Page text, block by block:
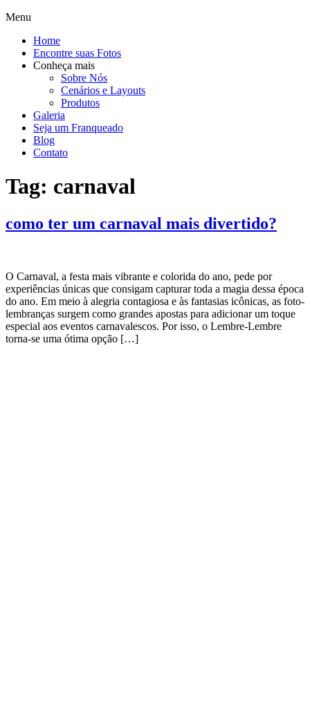
Menu
Home
Encontre suas Fotos
Conheça mais
Sobre Nós
Cenários e Layouts
Produtos
Galeria
Seja um Franqueado
Blog
Contato
Tag: carnaval
como ter um carnaval mais divertido?
O Carnaval, a festa mais vibrante e colorida do ano, pede por
experiências únicas que consigam capturar toda a magia dessa época
do ano. Em meio à alegria contagiosa e às fantasias icônicas, as foto-
lembranças surgem como grandes apostas para adicionar um toque
especial aos eventos carnavalescos. Por isso, o Lembre-Lembre
torna-se uma ótima opção […]